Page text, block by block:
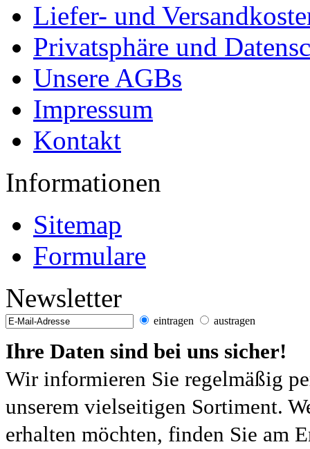
Liefer- und
Privatsphäre und
Unsere AGBs
Impressum
Kontakt
Informationen
Sitemap
Formulare
Newsletter
eintragen austragen
Ihre Daten sind bei uns sicher!
Wir informieren Sie regelmäßig
unserem vielseitigen Sortiment.
erhalten möchten, finden Sie am